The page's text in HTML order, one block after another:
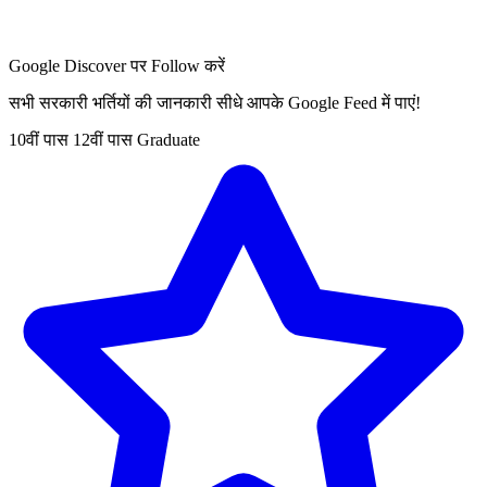
Google Discover पर Follow करें
सभी सरकारी भर्तियों की जानकारी सीधे आपके Google Feed में पाएं!
10वीं पास 12वीं पास Graduate